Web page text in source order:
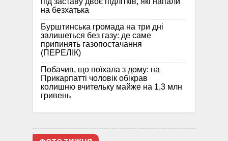
на безхатька
Бурштинська громада на три дні
залишеться без газу: де саме
припинять газопостачання
(ПЕРЕЛІК)
Побачив, що поїхала з дому: на
Прикарпатті чоловік обікрав
колишню вчительку майже на 1,3 млн
гривень